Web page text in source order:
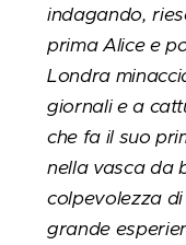
indagando,
prima Alice e
Londra
giornali e a
che fa il suo
nella vasca da
colpevolezza
grande